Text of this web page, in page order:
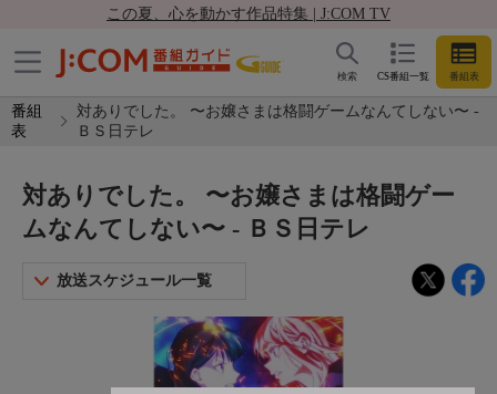
この夏、心を動かす作品特集 | J:COM TV
CS番組一覧 番組表
検索
番組
表
対ありでした。 〜お嬢さまは格闘ゲームなんてしない〜 -
ＢＳ日テレ
対ありでした。 〜お嬢さまは格闘ゲー
ムなんてしない〜 - ＢＳ日テレ
放送スケジュール一覧